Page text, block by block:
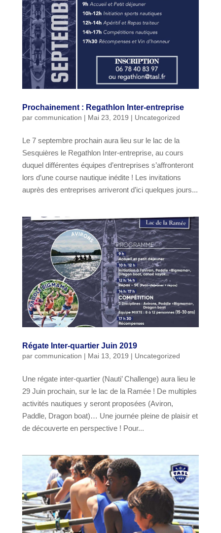
Prochainement : Regathlon Inter-entreprise
par communication | Mai 23, 2019 | Uncategorized
Le 7 septembre prochain aura lieu sur le lac de la
Sesquières le Regathlon Inter-entreprise, au cours
duquel différentes équipes d’entreprises s’affronteront
lors d’une course nautique inédite ! Les invitations
auprès des entreprises arriveront d’ici quelques jours...
Régate Inter-quartier Juin 2019
par communication | Mai 13, 2019 | Uncategorized
Une régate inter-quartier (Nauti’ Challenge) aura lieu le
29 Juin prochain, sur le lac de la Ramée ! De multiples
activités nautiques y seront proposées (Aviron,
Paddle, Dragon boat)… Une journée pleine de plaisir et
de découverte en perspective ! Pour...